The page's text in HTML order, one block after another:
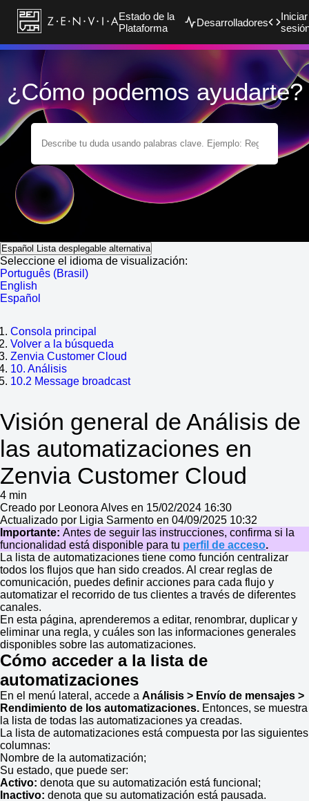
Estado de la
Plataforma
Desarrolladores
Iniciar
¿Cómo podemos ayudarte?
Español Lista desplegable alternativa
Seleccione el idioma de visualización:
Português (Brasil)
English
Español
Consola principal
Volver a la búsqueda
Zenvia Customer Cloud
10. Análisis
10.2 Message broadcast
Visión general de Análisis de
las automatizaciones en
Zenvia Customer Cloud
4 min
Creado por Leonora Alves en 15/02/2024 16:30
Actualizado por Ligia Sarmento en 04/09/2025 10:32
Importante: Antes de seguir las instrucciones, confirma si la
funcionalidad está disponible para tu perfil de acceso.
La lista de automatizaciones tiene como función centralizar
todos los flujos que han sido creados. Al crear reglas de
comunicación, puedes definir acciones para cada flujo y
automatizar el recorrido de tus clientes a través de diferentes
canales.
En esta página, aprenderemos a editar, renombrar, duplicar y
eliminar una regla, y cuáles son las informaciones generales
disponibles sobre las automatizaciones.
Cómo acceder a la lista de
automatizaciones
En el menú lateral, accede a Análisis > Envío de mensajes >
Rendimiento de los automatizaciones. Entonces, se muestra
la lista de todas las automatizaciones ya creadas.
La lista de automatizaciones está compuesta por las siguientes
columnas:
Nombre de la automatización;
Su estado, que puede ser:
Activo: denota que su automatización está funcional;
Inactivo: denota que su automatización está pausada.